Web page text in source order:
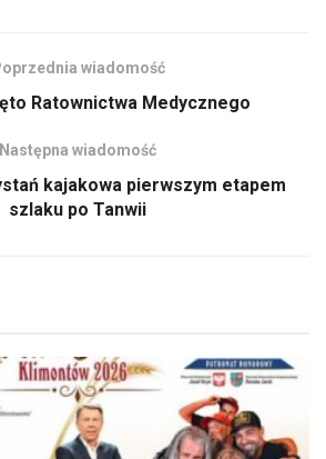
wiadomość
Ratownictwa Medycznego
Następna wiadomość
kajakowa pierwszym etapem
szlaku po Tanwii